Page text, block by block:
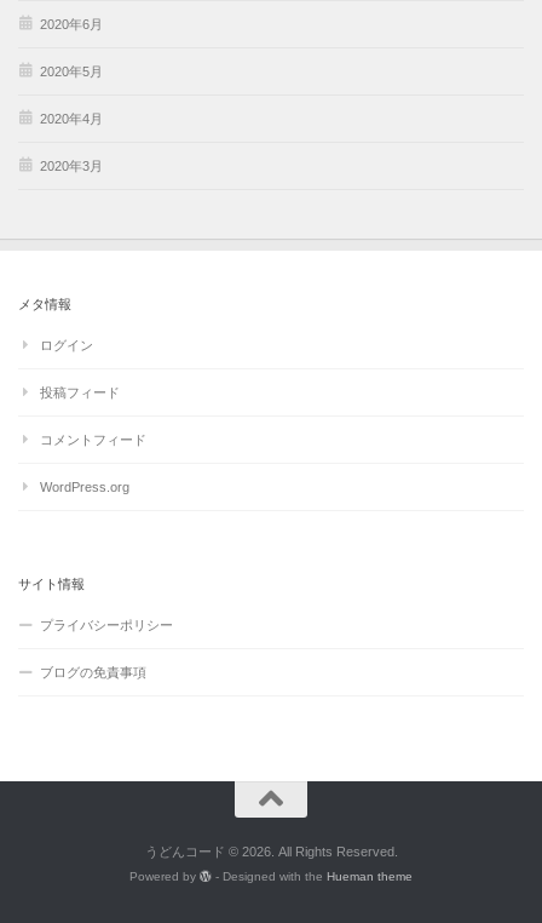
2020年6月
2020年5月
2020年4月
2020年3月
メタ情報
ログイン
投稿フィード
コメントフィード
WordPress.org
サイト情報
プライバシーポリシー
ブログの免責事項
うどんコード © 2026. All Rights Reserved.
Powered by - Designed with the Hueman theme